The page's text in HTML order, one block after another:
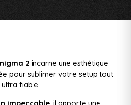
2 incarne une esthétique
pour sublimer votre setup tout
ultra fiable.
impeccable, il apporte une